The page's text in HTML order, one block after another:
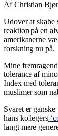
Af Christian
Udover at
reaktion på en
amerikanerne
forskning nu på.
Mine
tolerance af
Index med
muslimer som
Svaret er
hans kollegers
langt mere